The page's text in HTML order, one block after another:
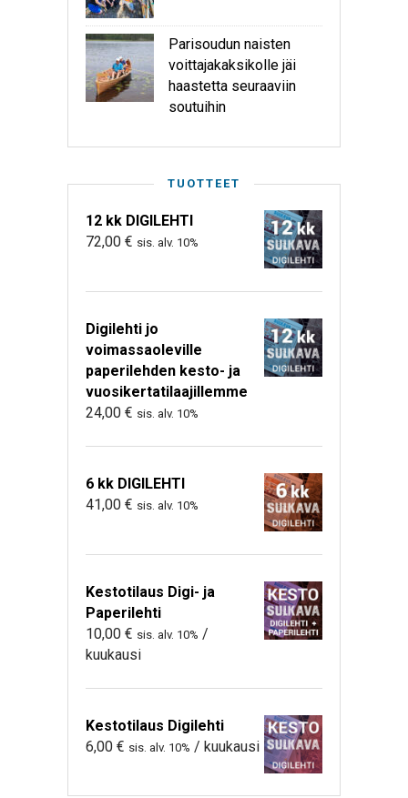
Parisoudun naisten
voittajakaksikolle jäi
haastetta seuraaviin
soutuihin
TUOTTEET
12 kk DIGILEHTI
72,00 € sis. alv. 10%
Digilehti jo
voimassaoleville
paperilehden kesto- ja
vuosikertatilaajillemme
24,00 € sis. alv. 10%
6 kk DIGILEHTI
41,00 € sis. alv. 10%
Kestotilaus Digi- ja
Paperilehti
10,00 € sis. alv. 10% /
kuukausi
Kestotilaus Digilehti
6,00 € sis. alv. 10% / kuukausi